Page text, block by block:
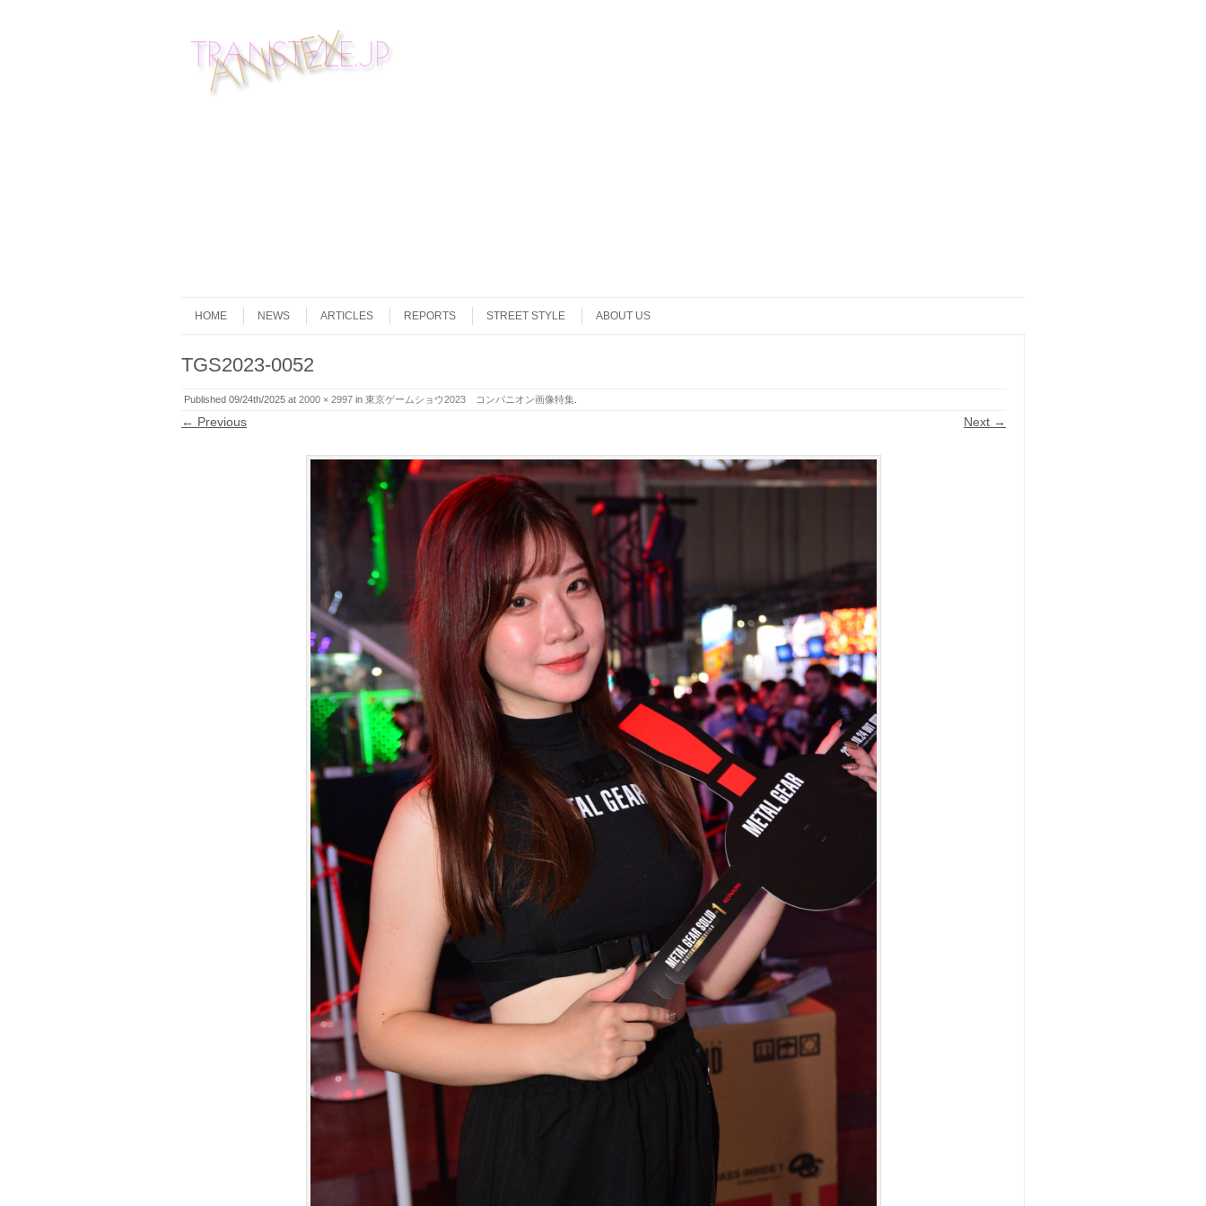
Menu
HOME
NEWS ARTICLES REPORTS STREET STYLE ABOUT US
TGS2023-0052
Published 09/24th/2025 at 2000 × 2997 in 東京ゲームショウ2023 コンパニオン画像特集
← Previous Next →